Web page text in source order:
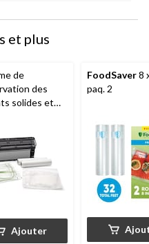
et plus
de
des
solides et
MDElite
Ajouter
FoodSaver8
paq. 2